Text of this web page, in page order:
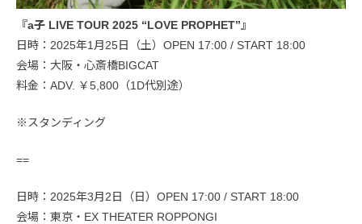
『a⼦ LIVE TOUR 2025 “LOVE PROPHET”』
日時：2025年1月25日（土）OPEN 17:00 / START 18:00
会場：大阪・心斎橋BIGCAT
料金：ADV. ￥5,800（1D代別途）
※スタンディング
==
日時：2025年3月2日（日）OPEN 17:00 / START 18:00
会場：東京・EX THEATER ROPPONGI